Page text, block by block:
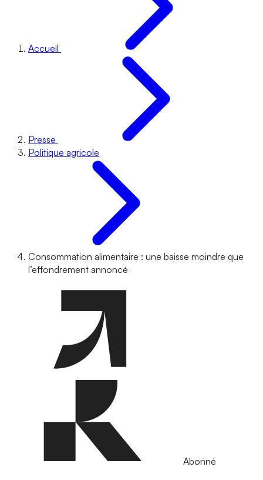
Accueil
Presse
Politique agricole
Consommation alimentaire : une baisse moindre que
l’effondrement annoncé
Abonné